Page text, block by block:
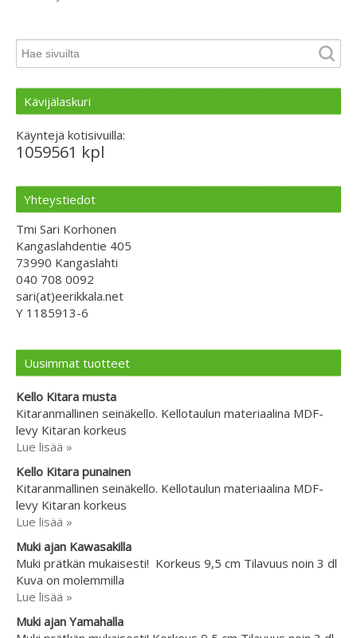
Kävijälaskuri
Käyntejä kotisivuilla:
1059561 kpl
Yhteystiedot
Tmi Sari Korhonen
Kangaslahdentie 405
73990 Kangaslahti
040 708 0092
sari(at)eerikkala.net
Y 1185913-6
Uusimmat tuotteet
Kello Kitara musta
Kitaranmallinen seinäkello. Kellotaulun materiaalina MDF-
levy Kitaran korkeus
Lue lisää »
Kello Kitara punainen
Kitaranmallinen seinäkello. Kellotaulun materiaalina MDF-
levy Kitaran korkeus
Lue lisää »
Muki ajan Kawasakilla
Muki prätkän mukaisesti! Korkeus 9,5 cm Tilavuus noin 3 dl
Kuva on molemmilla
Lue lisää »
Muki ajan Yamahalla